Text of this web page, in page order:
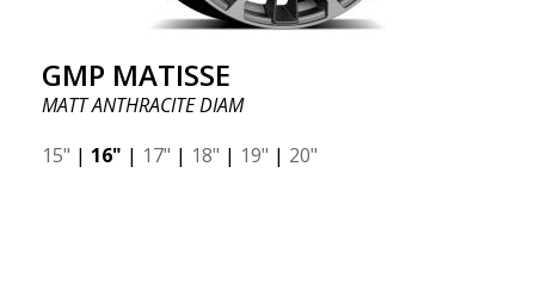
GMP MATISSE
MATT ANTHRACITE DIAM
15" | 16" | 17" | 18" | 19" | 20"